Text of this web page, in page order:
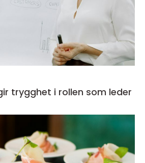
trygghet i rollen som leder